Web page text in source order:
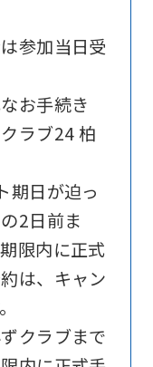
参加当日受
お手続き
ラブ24 柏
期日が迫っ
2日前ま
限内に正式
は、キャン
クラブまで